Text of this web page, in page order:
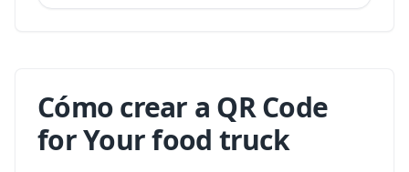
Cómo crear a QR Code
for Your food truck